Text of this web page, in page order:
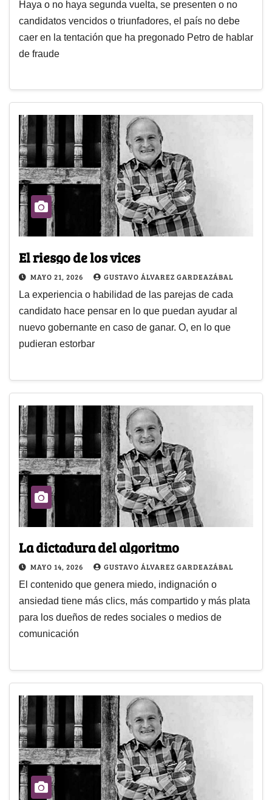
Haya o no haya segunda vuelta, se presenten o no
candidatos vencidos o triunfadores, el país no debe
caer en la tentación que ha pregonado Petro de hablar
de fraude
El riesgo de los vices
MAYO 21, 2026 GUSTAVO ÁLVAREZ GARDEAZÁBAL
La experiencia o habilidad de las parejas de cada
candidato hace pensar en lo que puedan ayudar al
nuevo gobernante en caso de ganar. O, en lo que
pudieran estorbar
La dictadura del algoritmo
MAYO 14, 2026 GUSTAVO ÁLVAREZ GARDEAZÁBAL
El contenido que genera miedo, indignación o
ansiedad tiene más clics, más compartido y más plata
para los dueños de redes sociales o medios de
comunicación